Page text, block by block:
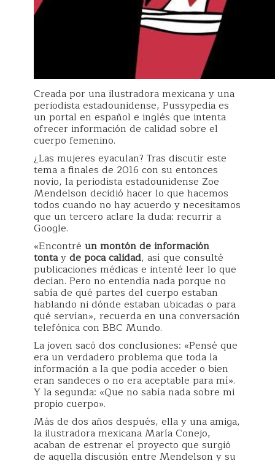
Creada por una ilustradora mexicana y una
periodista estadounidense, Pussypedia es
un portal en español e inglés que intenta
ofrecer información de calidad sobre el
cuerpo femenino.
¿Las mujeres eyaculan? Tras discutir este
tema a finales de 2016 con su entonces
novio, la periodista estadounidense Zoe
Mendelson decidió hacer lo que hacemos
todos cuando no hay acuerdo y necesitamos
que un tercero aclare la duda: recurrir a
Google.
«Encontré un montón de información
tontaydepocacalidad, así que consulté
publicaciones médicas e intenté leer lo que
decían. Pero no entendía nada porque no
sabía de qué partes del cuerpo estaban
hablando ni dónde estaban ubicadas o para
qué servían», recuerda en una conversación
telefónica con BBC Mundo.
La joven sacó dos conclusiones: «Pensé que
era un verdadero problema que toda la
información a la que podía acceder o bien
eran sandeces o no era aceptable para mí».
Y la segunda: «Que no sabía nada sobre mi
propio cuerpo».
Más de dos años después, ella y una amiga,
la ilustradora mexicana María Conejo,
acaban de estrenar el proyecto que surgió
de aquella discusión entre Mendelson y su